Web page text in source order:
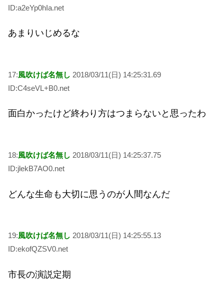
ID:a2eYp0hIa.net
あまりいじめるな
17:風吹けば名無し 2018/03/11(日) 14:25:31.69
ID:C4seVL+B0.net
面白かったけど終わり方はつまらないと思ったわ
18:風吹けば名無し 2018/03/11(日) 14:25:37.75
ID:jlekB7AO0.net
どんな生命も大切に思うのが人間なんだ
19:風吹けば名無し 2018/03/11(日) 14:25:55.13
ID:ekofQZSV0.net
市長の演説定期